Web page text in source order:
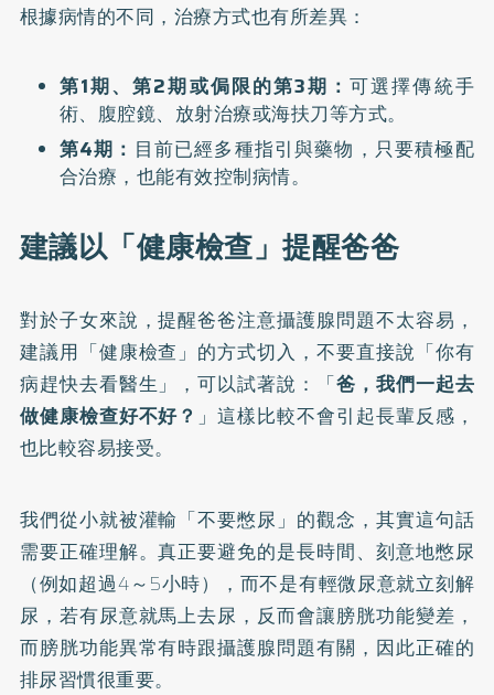
根據病情的不同，治療方式也有所差異：
第1期、第2期或侷限的第3期：可選擇傳統手
術、腹腔鏡、放射治療或海扶刀等方式。
第4期： 目前已經多種指引與藥物，只要積極配
合治療，也能有效控制病情。
建議以「健康檢查」提醒爸爸
對於子女來說，提醒爸爸注意攝護腺問題不太容易，
建議用「健康檢查」的方式切入，不要直接說「你有
病趕快去看醫生」，可以試著說：「爸，我們一起去
做健康檢查好不好？ 」這樣比較不會引起長輩反感，
也比較容易接受。
我們從小就被灌輸「不要憋尿」的觀念，其實這句話
需要正確理解。真正要避免的是長時間、刻意地憋尿
（例如超過4～5小時），而不是有輕微尿意就立刻解
尿，若有尿意就馬上去尿，反而會讓膀胱功能變差，
而膀胱功能異常有時跟攝護腺問題有關，因此正確的
排尿習慣很重要。